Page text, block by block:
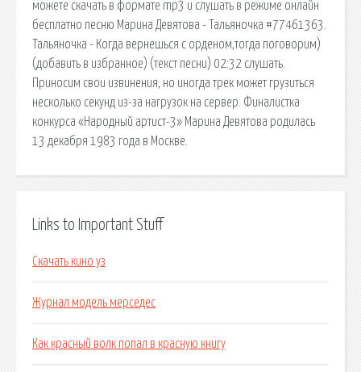
можете скачать в формате mp3 и слушать в режиме онлайн
бесплатно песню Марина Девятова - Тальяночка #77461363.
Тальяночка - Когда вернешься с орденом,тогда поговорим)
(добавить в избранное) (текст песни) 02:32 слушать.
Приносим свои извинения, но иногда трек может грузиться
несколько секунд из-за нагрузок на сервер. Финалистка
конкурса «Народный артист-3» Марина Девятова родилась
13 декабря 1983 года в Москве.
Links to Important Stuff
Скачать кино уз
Журнал модель мерседес
Как красный волк попал в красную книгу